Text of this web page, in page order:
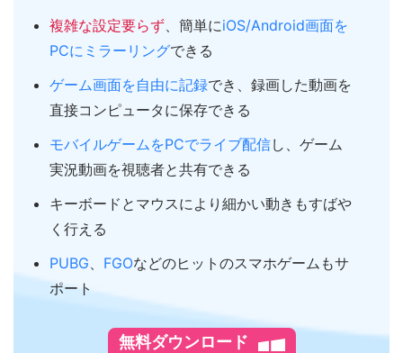
複雑な設定要らず、簡単にiOS/Android画面を
PCにミラーリングできる
ゲーム画面を自由に記録でき、録画した動画を
直接コンピュータに保存できる
モバイルゲームをPCでライブ配信し、ゲーム
実況動画を視聴者と共有できる
キーボードとマウスにより細かい動きもすばや
く行える
PUBG、 FGOなどのヒットのスマホゲームもサ
ポート
無料ダウンロード